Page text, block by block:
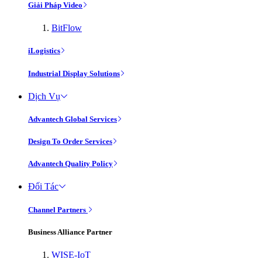
Giải Pháp Video
BitFlow
iLogistics
Industrial Display Solutions
Dịch Vụ
Advantech Global Services
Design To Order Services
Advantech Quality Policy
Đối Tác
Channel Partners
Business Alliance Partner
WISE-IoT